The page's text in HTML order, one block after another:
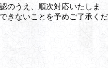
のうえ、順次対応いたしま
きないことを予めご了承くだ